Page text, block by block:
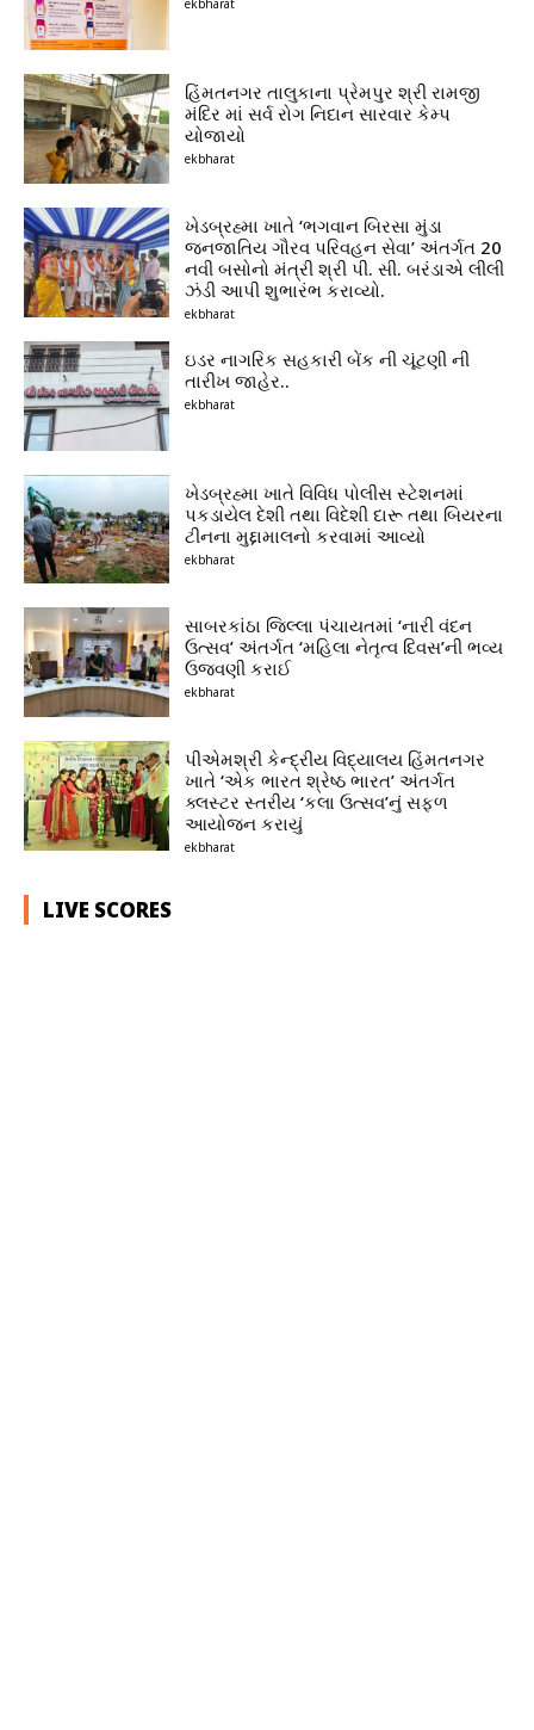
ekbharat
હિંમતનગર તાલુકાના પ્રેમપુર શ્રી રામજી
મંદિર માં સર્વ રોગ નિદાન સારવાર કેમ્પ
યોજાયો
ekbharat
ખેડબ્રહ્મા ખાતે ‘ભગવાન બિરસા મુંડા
જનજાતિય ગૌરવ પરિવહન સેવા’ અંતર્ગત 20
નવી બસોનો મંત્રી શ્રી પી. સી. બરંડાએ લીલી
ઝંડી આપી શુભારંભ કરાવ્યો.
ekbharat
ઇડર નાગરિક સહકારી બેંક ની ચૂંટણી ની
તારીખ જાહેર..
ekbharat
ખેડબ્રહ્મા ખાતે વિવિધ પોલીસ સ્ટેશનમાં
પકડાયેલ દેશી તથા વિદેશી દારૂ તથા બિયરના
ટીનના મુદ્દામાલનો કરવામાં આવ્યો
ekbharat
સાબરકાંઠા જિલ્લા પંચાયતમાં ‘નારી વંદન
ઉત્સવ’ અંતર્ગત ‘મહિલા નેતૃત્વ દિવસ’ની ભવ્ય
ઉજવણી કરાઈ
ekbharat
પીએમશ્રી કેન્દ્રીય વિદ્યાલય હિંમતનગર
ખાતે ‘એક ભારત શ્રેષ્ઠ ભારત’ અંતર્ગત
ક્લસ્ટર સ્તરીય ‘કલા ઉત્સવ’નું સફળ
આયોજન કરાયું
ekbharat
LIVE SCORES